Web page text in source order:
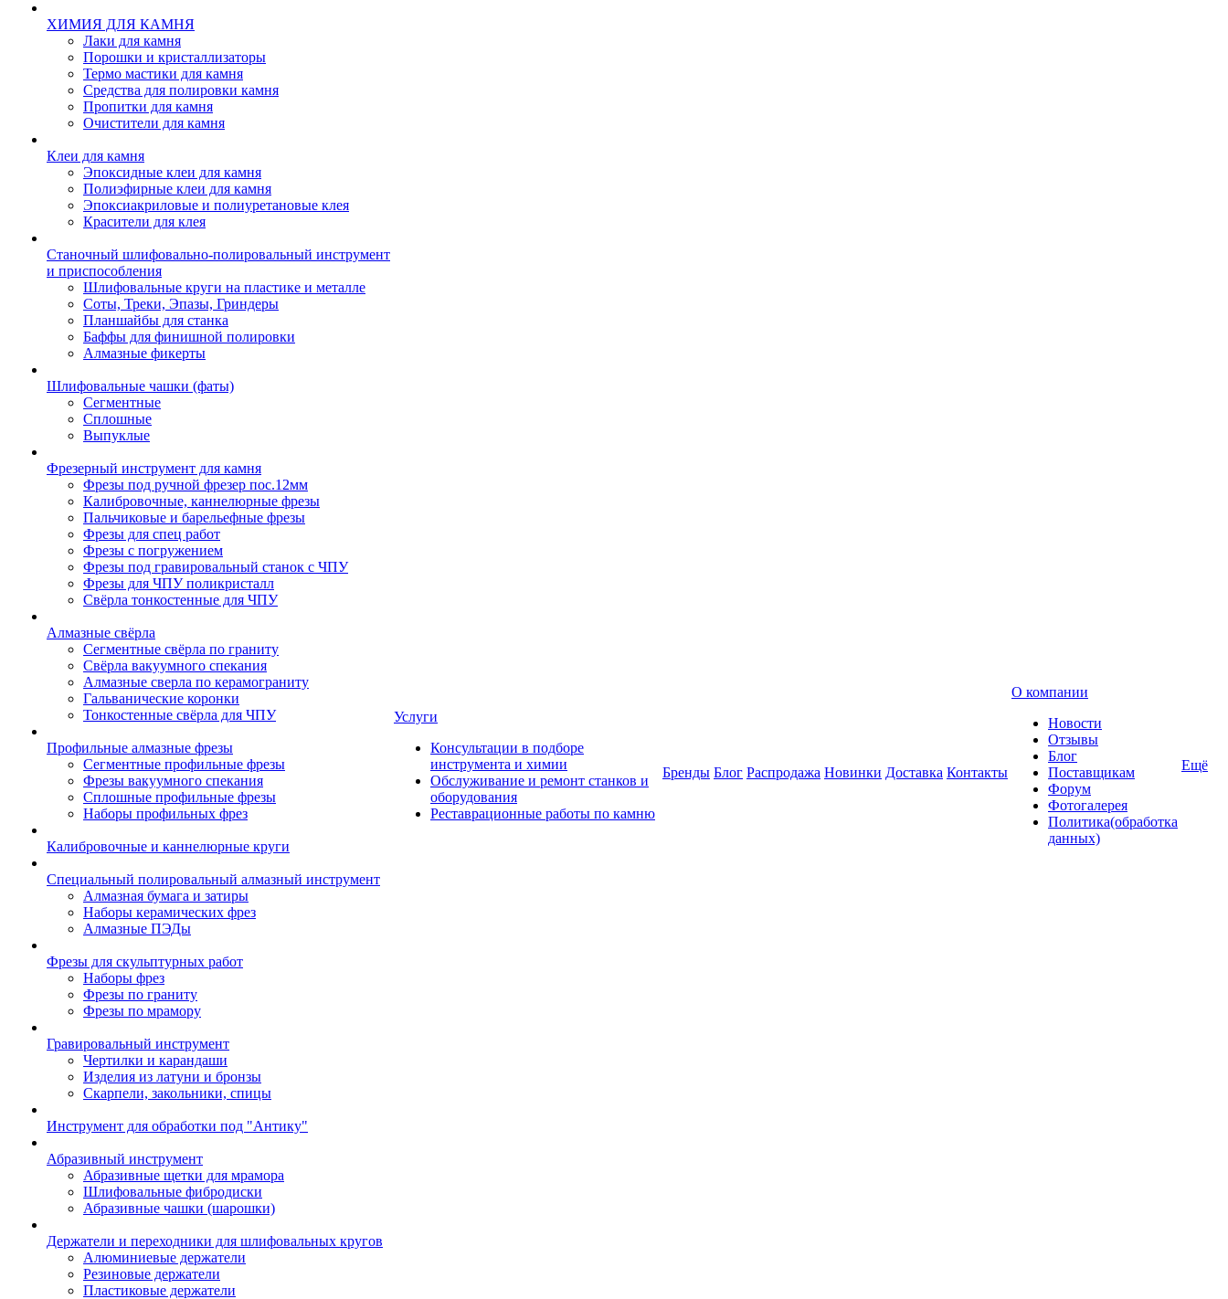
ХИМИЯ ДЛЯ КАМНЯ
Лаки для камня
Порошки и кристаллизаторы
Термо мастики для камня
Средства для полировки камня
Пропитки для камня
Очистители для камня
Клеи для камня
Эпоксидные клеи для камня
Полиэфирные клеи для камня
Эпоксиакриловые и полиуретановые клея
Красители для клея
Станочный шлифовально-полировальный инструмент
и приспособления
Шлифовальные круги на пластике и металле
Соты, Треки, Эпазы, Гриндеры
Планшайбы для станка
Баффы для финишной полировки
Алмазные фикерты
Шлифовальные чашки (фаты)
Сегментные
Сплошные
Выпуклые
Фрезерный инструмент для камня
Фрезы под ручной фрезер пос.12мм
Калибровочные, каннелюрные фрезы
Пальчиковые и барельефные фрезы
Фрезы для спец работ
Фрезы с погружением
Фрезы под гравировальный станок с ЧПУ
Фрезы для ЧПУ поликристалл
Свёрла тонкостенные для ЧПУ
Алмазные свёрла
Сегментные свёрла по граниту
Свёрла вакуумного спекания
Алмазные сверла по керамограниту
Гальванические коронки
Тонкостенные свёрла для ЧПУ
Профильные алмазные фрезы
Сегментные профильные фрезы
Фрезы вакуумного спекания
Сплошные профильные фрезы
Наборы профильных фрез
Калибровочные и каннелюрные круги
Специальный полировальный алмазный инструмент
Алмазная бумага и затиры
Наборы керамических фрез
Алмазные ПЭДы
Фрезы для скульптурных работ
Наборы фрез
Фрезы по граниту
Фрезы по мрамору
Гравировальный инструмент
Чертилки и карандаши
Изделия из латуни и бронзы
Скарпели, закольники, спицы
Инструмент для обработки под "Антику"
Абразивный инструмент
Абразивные щетки для мрамора
Шлифовальные фибродиски
Абразивные чашки (шарошки)
Держатели и переходники для шлифовальных кругов
Алюминиевые держатели
Резиновые держатели
Пластиковые держатели
Услуги
Консультации в подборе
инструмента и химии
Обслуживание и ремонт станков и
оборудования
Реставрационные работы по камню
Бренды Блог Распродажа Новинки Доставка Контакты
О компании
Новости
Отзывы
Блог
Поставщикам
Форум
Фотогалерея
Политика(обработка
данных)
Ещё